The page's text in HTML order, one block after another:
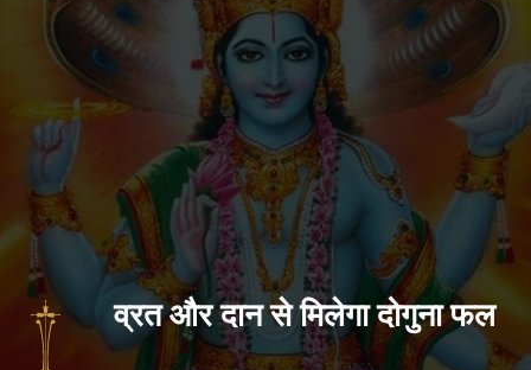
व्रत और दान से मिलेगा दोगुना फल